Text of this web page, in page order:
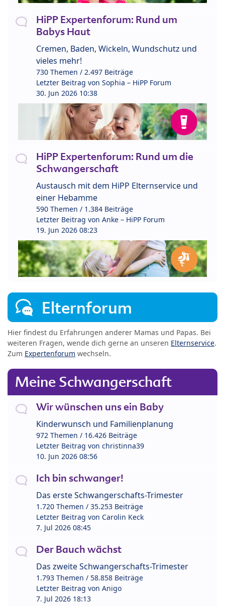
HiPP Expertenforum: Rund um
Babys Haut
Cremen, Baden, Wickeln, Wundschutz und
vieles mehr!
730 Themen / 2.497 Beiträge
Letzter Beitrag von Sophia – HiPP Forum
30. Jun 2026 10:38
HiPP Expertenforum: Rund um die
Schwangerschaft
Austausch mit dem HiPP Elternservice und
einer Hebamme
590 Themen / 1.384 Beiträge
Letzter Beitrag von Anke – HiPP Forum
19. Jun 2026 08:23
Elternforum
Hier findest du Erfahrungen anderer Mamas und Papas. Bei
weiteren Fragen, wende dich gerne an unseren Elternservice.
Zum Expertenforum wechseln.
Meine Schwangerschaft
Wir wünschen uns ein Baby
Kinderwunsch und Familienplanung
972 Themen / 16.426 Beiträge
Letzter Beitrag von christinna39
10. Jun 2026 08:56
Ich bin schwanger!
Das erste Schwangerschafts-Trimester
1.720 Themen / 35.253 Beiträge
Letzter Beitrag von Carolin Keck
7. Jul 2026 08:45
Der Bauch wächst
Das zweite Schwangerschafts-Trimester
1.793 Themen / 58.858 Beiträge
Letzter Beitrag von Anigo
7. Jul 2026 18:13